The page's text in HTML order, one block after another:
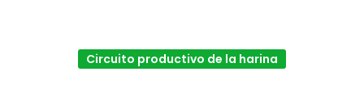
Circuito productivo de la harina